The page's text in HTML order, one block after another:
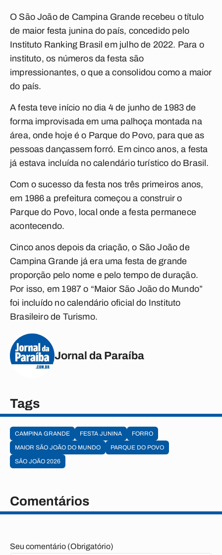
O São João de Campina Grande recebeu o título
de maior festa junina do país, concedido pelo
Instituto Ranking Brasil em julho de 2022. Para o
instituto, os números da festa são
impressionantes, o que a consolidou como a maior
do país.
A festa teve início no dia 4 de junho de 1983 de
forma improvisada em uma palhoça montada na
área, onde hoje é o Parque do Povo, para que as
pessoas dançassem forró. Em cinco anos, a festa
já estava incluída no calendário turístico do Brasil.
Com o sucesso da festa nos três primeiros anos,
em 1986 a prefeitura começou a construir o
Parque do Povo, local onde a festa permanece
acontecendo.
Cinco anos depois da criação, o São João de
Campina Grande já era uma festa de grande
proporção pelo nome e pelo tempo de duração.
Por isso, em 1987 o “Maior São João do Mundo”
foi incluído no calendário oficial do Instituto
Brasileiro de Turismo.
Jornal da Paraíba
Tags
CAMPINA GRANDE FESTA JUNINA
FORRO
MAIOR SÃO JOÃO DO MUNDO
PARQUE DO POVO
SÃO JOÃO 2026
Comentários
Seu comentário (Obrigatório)